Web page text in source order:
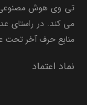
تی وی هوش مصنوعی
منابع حرف آخر تحت
نماد اعتماد